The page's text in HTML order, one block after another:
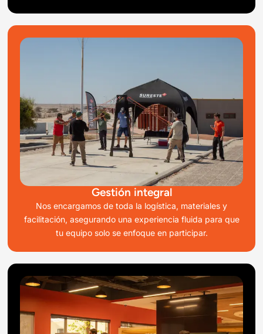
Gestión integral
Nos encargamos de toda la logística, materiales y
facilitación, asegurando una experiencia fluida para que
tu equipo solo se enfoque en participar.